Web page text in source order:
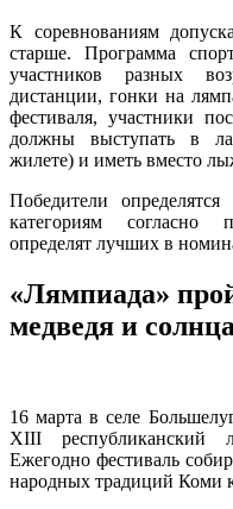
К соревнованиям
старше. Программа
участников разных
дистанции, гонки на
фестиваля, участники
должны выступать в
жилете) и иметь вместо
Победители
категориям согласно
определят лучших в
«Лямпиада»
медведя и солнца
16 марта в селе
XIII республиканский
Ежегодно фестиваль
народных традиций Коми